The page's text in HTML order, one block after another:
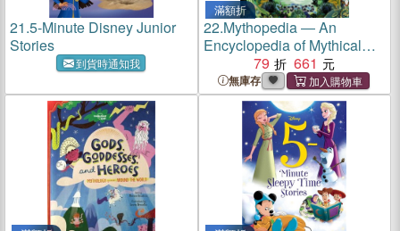
21.5-Minute Disney Junior
Stories
到貨時通知我
滿額折
22.Mythopedia ― An
Encyclopedia of Mythical
Beasts and Their Magical
Tales
79 661
無庫存